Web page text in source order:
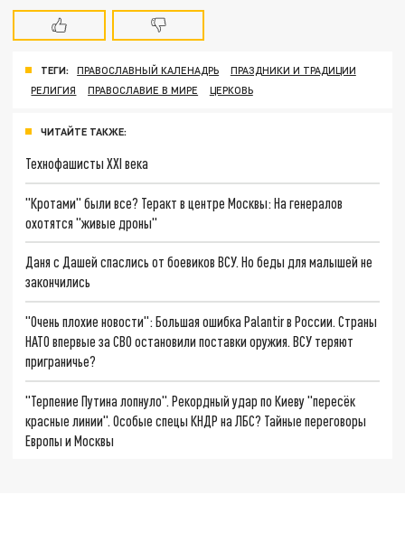
ТЕГИ: ПРАВОСЛАВНЫЙ КАЛЕНАДРЬ
ПРАЗДНИКИ И ТРАДИЦИИ
РЕЛИГИЯ
ПРАВОСЛАВИЕ В МИРЕ ЦЕРКОВЬ
ЧИТАЙТЕ ТАКЖЕ:
Технофашисты XXI века
"Кротами" были все? Теракт в центре Москвы: На генералов
охотятся "живые дроны"
Даня с Дашей спаслись от боевиков ВСУ. Но беды для малышей не
закончились
"Очень плохие новости": Большая ошибка Palantir в России. Страны
НАТО впервые за СВО остановили поставки оружия. ВСУ теряют
приграничье?
"Терпение Путина лопнуло". Рекордный удар по Киеву "пересёк
красные линии". Особые спецы КНДР на ЛБС? Тайные переговоры
Европы и Москвы